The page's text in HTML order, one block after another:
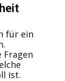
für ein
ist.